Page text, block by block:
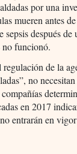
por una
mueren antes
después
no funcionó.
de la
no
en 2017
entrarán en